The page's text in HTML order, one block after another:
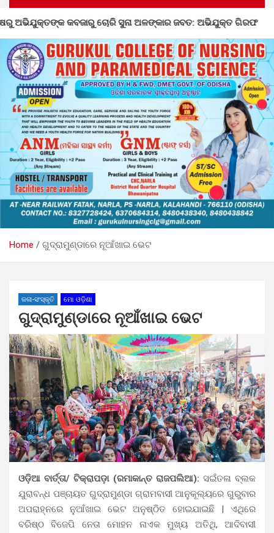
ଜବତ: ଅଭିଯୁକ୍ତ ଗିରଫ ନର୍ଲାରେ ୮୦ତମ ସ୍ୱାଧିନତା
Home ଗୁଦ୍ରାମୁଣ୍ଡାରେ ନୂଆଁଖାଇ ଭେଟ
କଳା-ସଂସ୍କୃତି ମୋ ଓଡ଼ିଶା
ଗୁଦ୍ରାମୁଣ୍ଡାରେ ନୂଆଁଖାଇ ଭେଟ
ଓଡ଼ିଆ ବାର୍ତ୍ତା/ ଟିକ୍ରାପଡ଼ା (ରମାକାନ୍ତ ରାଜପଲିଆ): ସଇଁତଳା ବ୍ଲକ
ଯୁରାବନ୍ଧ ପଞ୍ଚାୟତ ଗୁଦ୍ରାମୁଣ୍ଡା ଗ୍ରାମବାସୀ ଆନୁକୂଲ୍ୟରେ ଗୁରୁବାର
ଅପରାହ୍ନରେ ନୁଆଁଖାଇ ଭେଟ ଅନୁଷ୍ଠିତ ହୋଇଯାଇଛି | ଏଥିରେ
ବରିଷ୍ଠ ବିଜେପି ନେତା ମୋହନ ନାଏକ ମୁଖ୍ୟ ଅତିଥି, ଆଦିବାସୀ